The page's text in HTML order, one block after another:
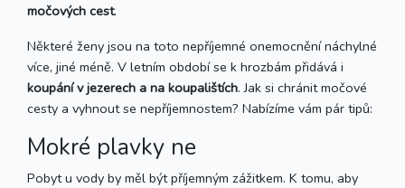
močových cest.
Některé ženy jsou na toto nepříjemné onemocnění náchylné
více, jiné méně. V letním období se k hrozbám přidává i
koupání v jezerech a na koupalištích. Jak si chránit močové
cesty a vyhnout se nepříjemnostem? Nabízíme vám pár tipů:
Mokré plavky ne
Pobyt u vody by měl být příjemným zážitkem. K tomu, aby